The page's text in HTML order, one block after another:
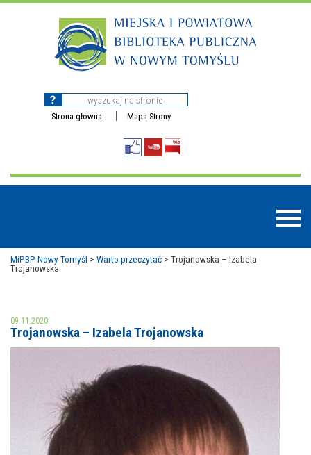
Strona główna Mapa Strony
MOJE KONTO
NAJBLIŻSZE WYDARZENIA
WYDARZENIA BIEŻĄCE
NASZA OFERTA
STREFA WIEDZY O REGIONIE
MiPBP Nowy Tomyśl > Warto przeczytać > Trojanowska – Izabela
Trojanowska
09.11.2020
Trojanowska – Izabela Trojanowska